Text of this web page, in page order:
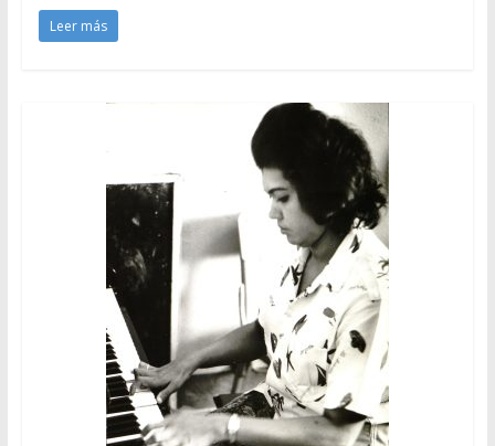
Leer más